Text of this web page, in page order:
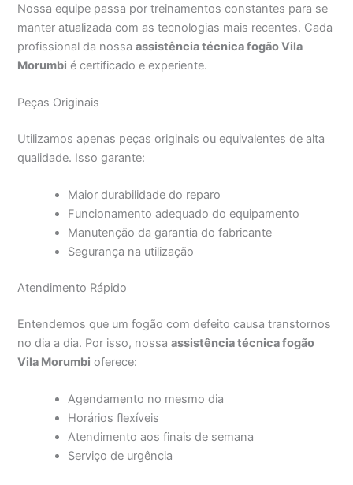
Nossa equipe passa por treinamentos constantes para se
manter atualizada com as tecnologias mais recentes. Cada
profissional da nossaassistência técnica fogão Vila
Morumbi é certificado e experiente.
Peças Originais
Utilizamos apenas peças originais ou equivalentes de alta
qualidade. Isso garante:
Maior durabilidade do reparo
Funcionamento adequado do equipamento
Manutenção da garantia do fabricante
Segurança na utilização
Atendimento Rápido
Entendemos que um fogão com defeito causa transtornos
no dia a dia. Por isso, nossaassistência técnica fogão
Vila Morumbi oferece:
Agendamento no mesmo dia
Horários flexíveis
Atendimento aos finais de semana
Serviço de urgência